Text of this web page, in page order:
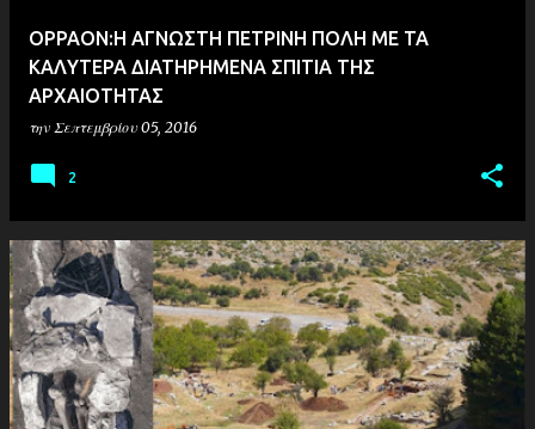
ΟΡΡΑΟΝ:Η ΑΓΝΩΣΤΗ ΠΕΤΡΙΝΗ ΠΟΛΗ ΜΕ ΤΑ
ΚΑΛΥΤΕΡΑ ΔΙΑΤΗΡΗΜΕΝΑ ΣΠΙΤΙΑ ΤΗΣ
ΑΡΧΑΙΟΤΗΤΑΣ
την Σεπτεμβρίου 05, 2016
2